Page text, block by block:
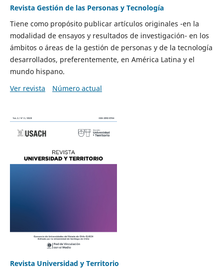
Revista Gestión de las Personas y Tecnología
Tiene como propósito publicar artículos originales -en la
modalidad de ensayos y resultados de investigación- en los
ámbitos o áreas de la gestión de personas y de la tecnología
desarrollados, preferentemente, en América Latina y el
mundo hispano.
Ver revista
Número actual
Revista Universidad y Territorio